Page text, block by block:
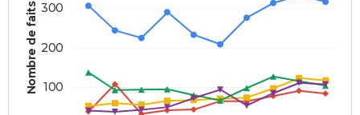
Nombre de faits 100
200
300